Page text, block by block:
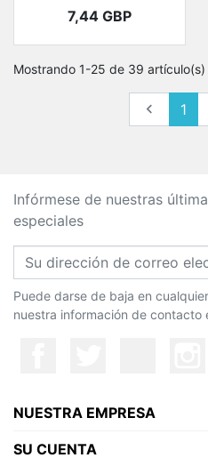
Precio
7,44 GBP
Mostrando 1-25 de 39 artículo(s)
Anterior
 1
Infórmese de nuestras
especiales
Puede darse de baja en
nuestra información de contacto
NUESTRA EMPRESA
SU CUENTA